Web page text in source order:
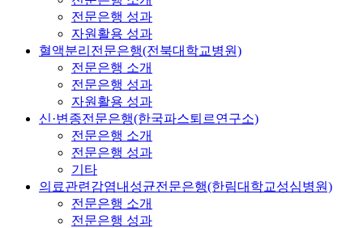
전문은행 성과
자원활용 성과
혈액분리전문은행(전북대학교병원)
전문은행 소개
전문은행 성과
자원활용 성과
신·변종전문은행(한국파스퇴르연구소)
전문은행 소개
전문은행 성과
기타
의료관련감염내성균전문은행(한림대학교성심병원)
전문은행 소개
전문은행 성과